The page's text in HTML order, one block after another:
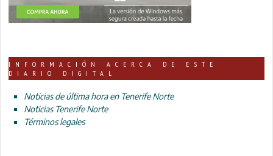
INFORMACIÓN ACERCA DE ESTE
DIARIO DIGITAL
Noticias de última hora en Tenerife Norte
Noticias Tenerife Norte
Términos legales